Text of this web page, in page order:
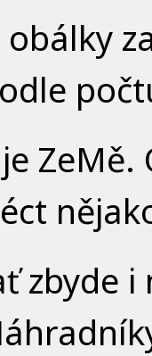
zbyde